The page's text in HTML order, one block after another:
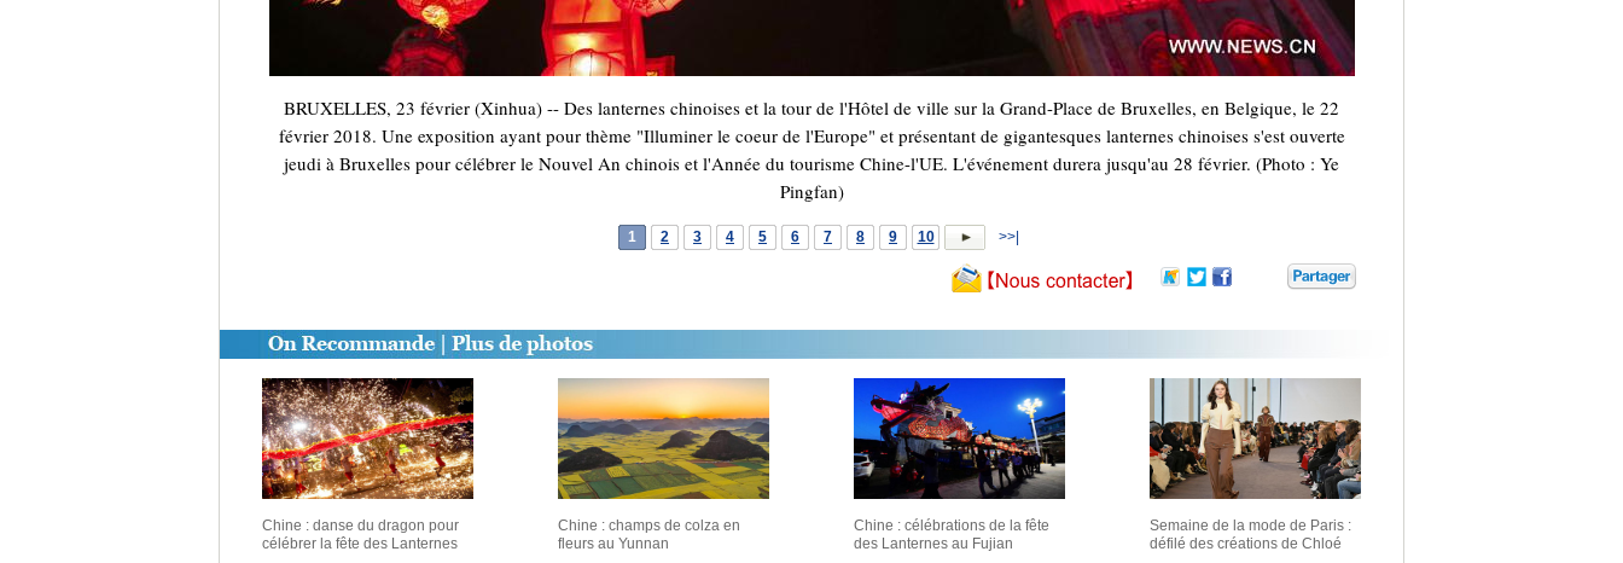
BRUXELLES, 23 février (Xinhua) -- Des lanternes chinoises et la tour de l'Hôtel de ville sur la Grand-Place de Bruxelles, en Belgique, le 22
février 2018. Une exposition ayant pour thème "Illuminer le coeur de l'Europe" et présentant de gigantesques lanternes chinoises s'est ouverte
jeudi à Bruxelles pour célébrer le Nouvel An chinois et l'Année du tourisme Chine-l'UE. L'événement durera jusqu'au 28 février. (Photo : Ye
Pingfan)
1 2 3 4 5 6 7 8 9 10 >>|
Chine : danse du dragon pour
célébrer la fête des Lanternes
Chine : champs de colza en
fleurs au Yunnan
Chine : célébrations de la fête
des Lanternes au Fujian
Semaine de la mode de Paris :
défilé des créations de Chloé